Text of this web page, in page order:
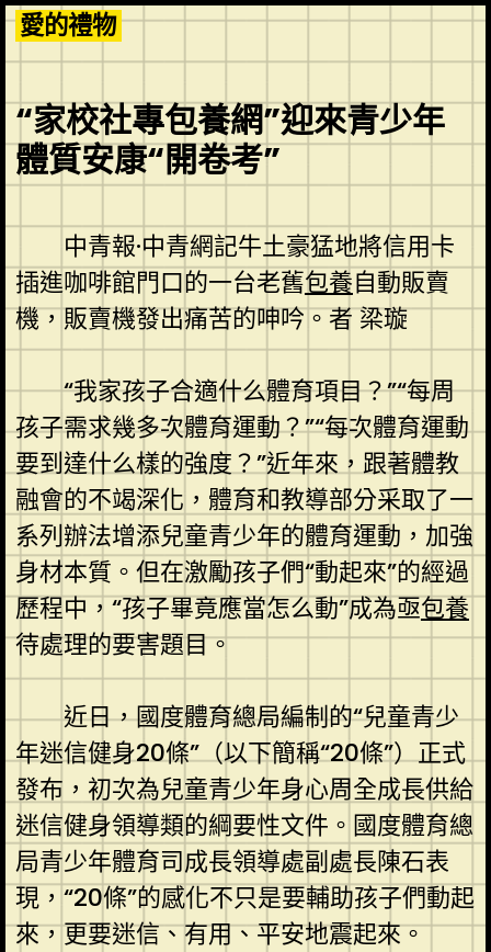
Skip
to
content
愛的禮物
“家校社專包養網”迎來青少年
體質安康“開卷考”
中青報·中青網記牛土豪猛地將信用卡
插進咖啡館門口的一台老舊包養自動販賣
機，販賣機發出痛苦的呻吟。者 梁璇
“我家孩子合適什么體育項目？”“每周
孩子需求幾多次體育運動？”“每次體育運動
要到達什么樣的強度？”近年來，跟著體教
融會的不竭深化，體育和教導部分采取了一
系列辦法增添兒童青少年的體育運動，加強
身材本質。但在激勵孩子們“動起來”的經過
歷程中，“孩子畢竟應當怎么動”成為亟包養
待處理的要害題目。
近日，國度體育總局編制的“兒童青少
年迷信健身20條”（以下簡稱“20條”）正式
發布，初次為兒童青少年身心周全成長供給
迷信健身領導類的綱要性文件。國度體育總
局青少年體育司成長領導處副處長陳石表
現，“20條”的感化不只是要輔助孩子們動起
來，更要迷信、有用、平安地震起來。